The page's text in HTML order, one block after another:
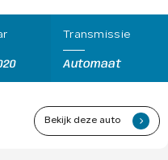
Transmissie
Automaat
Bekijk deze auto .